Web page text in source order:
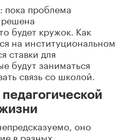
пока проблема
будет кружок. Как
на институциональном
ставки для
будут заниматься
связь со школой.
оно
в разных